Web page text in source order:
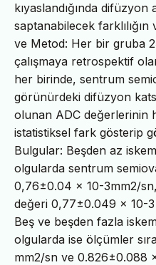
kıyaslandığında difüzyon
saptanabilecek farklılığın
ve Metod: Her bir gruba
çalışmaya retrospektif
her birinde, sentrum
görünürdeki difüzyon
olunan ADC değerlerinin
istatistiksel fark gösterip
Bulgular: Beşden az
olgularda sentrum
0,76±0.04 x 10-3mm2/
değeri 0,77±0.049 x 10-3
Beş ve beşden fazla
olgularda ise ölçümler
mm2/sn ve 0.826±0.088